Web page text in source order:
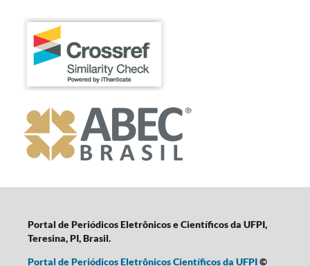
Portal de Periódicos Eletrônicos e Científicos da UFPI,
Teresina, PI, Brasil.
Portal de Periódicos Eletrônicos Científicos da UFPI©